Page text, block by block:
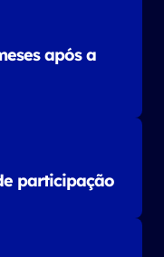
após a
participação